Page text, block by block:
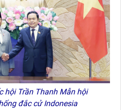
hội Trần Thanh Mẫn hội
đắc cử Indonesia